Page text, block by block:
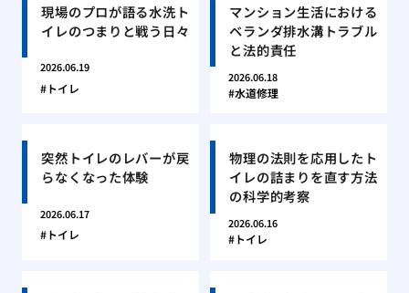
現場のプロが語る水洗ト
イレのつまりと戦う日々
2026.06.19
トイレ
マンション生活における
ベランダ排水溝トラブル
と法的責任
2026.06.18
水道修理
突然トイレのレバーが戻
らなくなった体験
2026.06.17
トイレ
物理の法則を応用したト
イレの詰まりを直す方法
の科学的考察
2026.06.16
トイレ